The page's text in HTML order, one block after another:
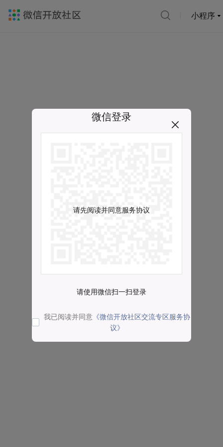
小程序
微信登录
请先阅读并同意服务协议
请使用微信扫一扫登录
我已阅读并同意 《微信开放社区交流专区服务协
议》